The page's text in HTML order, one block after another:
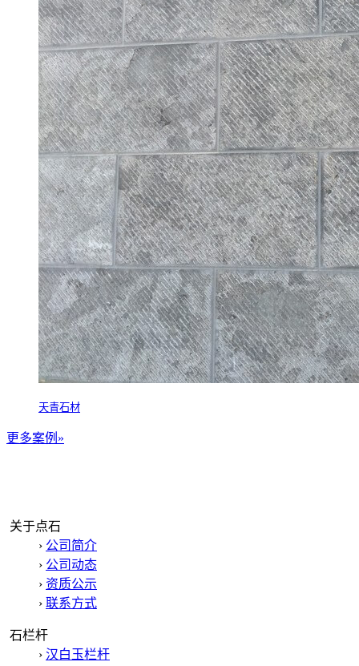
天青石材
更多案例»
关于点石
› 公司简介
› 公司动态
› 资质公示
› 联系方式
石栏杆
› 汉白玉栏杆